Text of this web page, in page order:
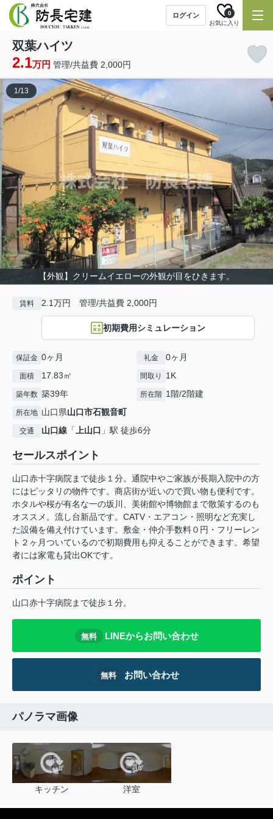
ログイン
お気に入り
0
双葉ハイツ
2.1万円 管理/共益費 2,000円
【外観】クリームイエローの外観が目をひきます。
1/13
賃料 2.1万円 管理/共益費 2,000円
初期費用シミュレーション
保証金 0ヶ月 礼金 0ヶ月
面積 17.83㎡ 間取り 1K
築年数 築39年 所在階 1階/2階建
所在地 山口県山口市石観音町
交通 山口線 「上山口 」駅 徒歩6分
セールスポイント
山口赤十字病院まで徒歩１分。通院中やご家族が長期入院中の方
にはピッタリの物件です。商店街が近いので買い物も便利です。
ホタルや桜が有名な一の坂川、美術館や博物館まで散策するのも
オススメ。流し台新品です。CATV・エアコン・照明など充実し
た設備を備え付けています。敷金・仲介手数料０円・フリーレン
ト２ヶ月ついているので初期費用も抑えることができます。希望
者には家電も貸出OKです。
ポイント
山口赤十字病院まで徒歩１分。
無料 LINEからお問い合わせ
無料 お問い合わせ
パノラマ画像
キッチン 洋室